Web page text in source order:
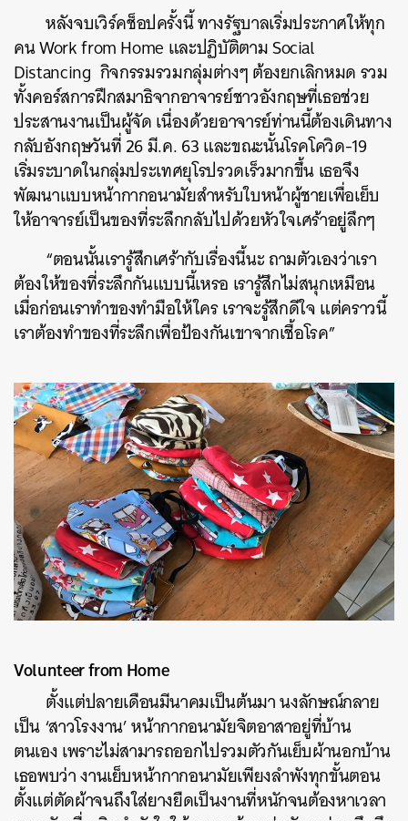
หลังจบเวิร์คช็อปครั้งนี้ทางรัฐบาลเริ่มประกาศให้ทุก
คนWork from Home และปฏิบัติตามSocial
Distancing กิจกรรมรวมกลุ่มต่างๆต้องยกเลิกหมดรวม
ทั้งคอร์สการฝึกสมาธิจากอาจารย์ชาวอังกฤษที่เธอช่วย
ประสานงานเป็นผู้จัดเนื่องด้วยอาจารย์ท่านนี้ต้องเดินทาง
กลับอังกฤษวันที่26มี.ค. 63และขณะนั้นโรคโควิด-19
เริ่มระบาดในกลุ่มประเทศยุโรปรวดเร็วมากขึ้นเธอจึง
พัฒนาแบบหน้ากากอนามัยสำหรับใบหน้าผู้ชายเพื่อเย็บ
ให้อาจารย์เป็นของที่ระลึกกลับไปด้วยหัวใจเศร้าอยู่ลึกๆ
“ตอนนั้นเรารู้สึกเศร้ากับเรื่องนี้นะถามตัวเองว่าเรา
ต้องให้ของที่ระลึกกันแบบนี้เหรอ เรารู้สึกไม่สนุกเหมือน
เมื่อก่อนเราทำของทำมือให้ใครเราจะรู้สึกดีใจแต่คราวนี้
เราต้องทำของที่ระลึกเพื่อป้องกันเขาจากเชื้อโรค”
Volunteer from Home
ตั้งแต่ปลายเดือนมีนาคมเป็นต้นมานงลักษณ์กลาย
เป็น‘สาวโรงงาน’หน้ากากอนามัยจิตอาสาอยู่ที่บ้าน
ตนเองเพราะไม่สามารถออกไปรวมตัวกันเย็บผ้านอกบ้าน
เธอพบว่างานเย็บหน้ากากอนามัยเพียงลำพังทุกขั้นตอน
ตั้งแต่ตัดผ้าจนถึงใส่ยางยืดเป็นงานที่หนักจนต้องหาเวลา